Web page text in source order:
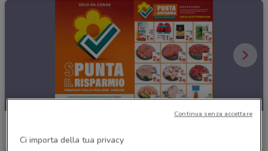
Scade il 30/09
Ci importa della tua privacy
Continua senza accettare